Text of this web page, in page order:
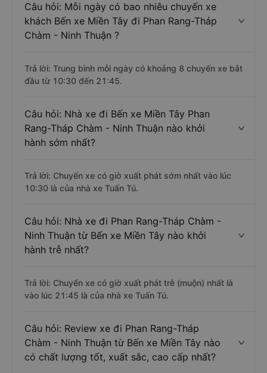
Câu hỏi: Mỗi ngày có bao nhiêu chuyến xe
khách Bến xe Miền Tây đi Phan Rang-Tháp
Chàm - Ninh Thuận ?
Trả lời: Trung bình mỗi ngày có khoảng 8 chuyến xe bắt
đầu từ 10:30 đến 21:45.
Câu hỏi: Nhà xe đi Bến xe Miền Tây Phan
Rang-Tháp Chàm - Ninh Thuận nào khởi
hành sớm nhất?
Trả lời: Chuyến xe có giờ xuất phát sớm nhất vào lúc
10:30 là của nhà xe Tuấn Tú.
Câu hỏi: Nhà xe đi Phan Rang-Tháp Chàm -
Ninh Thuận từ Bến xe Miền Tây nào khởi
hành trễ nhất?
Trả lời: Chuyến xe có giờ xuất phát trễ (muộn) nhất là
vào lúc 21:45 là của nhà xe Tuấn Tú.
Câu hỏi: Review xe đi Phan Rang-Tháp
Chàm - Ninh Thuận từ Bến xe Miền Tây nào
có chất lượng tốt, xuất sắc, cao cấp nhất?